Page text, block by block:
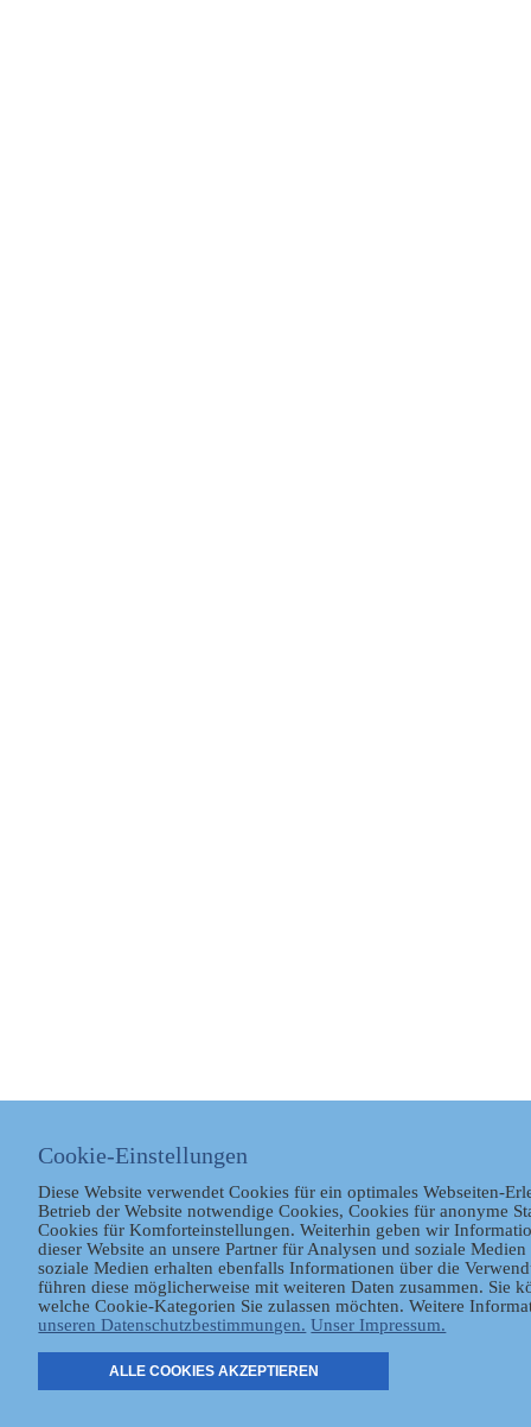
Cookie-Einstellungen
Diese Website verwendet Cookies für ein optimales Webseiten-
Betrieb der Website notwendige Cookies, Cookies für anonyme
Cookies für Komforteinstellungen. Weiterhin geben wir
dieser Website an unsere Partner für Analysen und soziale
soziale Medien erhalten ebenfalls Informationen über die
führen diese möglicherweise mit weiteren Daten zusammen. Sie
welche Cookie-Kategorien Sie zulassen möchten. Weitere
unseren Datenschutzbestimmungen. Unser Impressum.
ALLE COOKIES AKZEPTIEREN